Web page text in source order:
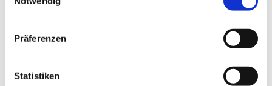
Präferenzen
Statistiken